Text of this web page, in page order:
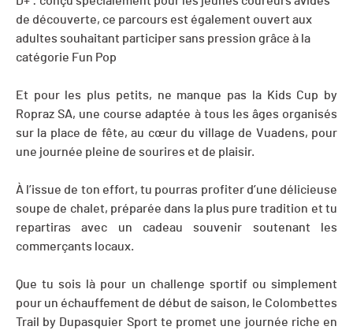
de découverte, ce parcours est également ouvert aux
adultes souhaitant participer sans pression grâce à la
catégorie Fun Pop
Et pour les plus petits, ne manque pas la Kids Cup by
Ropraz SA, une course adaptée à tous les âges organisés
sur la place de fête, au cœur du village de Vuadens, pour
une journée pleine de sourires et de plaisir.
À l’issue de ton effort, tu pourras profiter d’une délicieuse
soupe de chalet, préparée dans la plus pure tradition et tu
repartiras avec un cadeau souvenir soutenant les
commerçants locaux.
Que tu sois là pour un challenge sportif ou simplement
pour un échauffement de début de saison, le Colombettes
Trail by Dupasquier Sport te promet une journée riche en